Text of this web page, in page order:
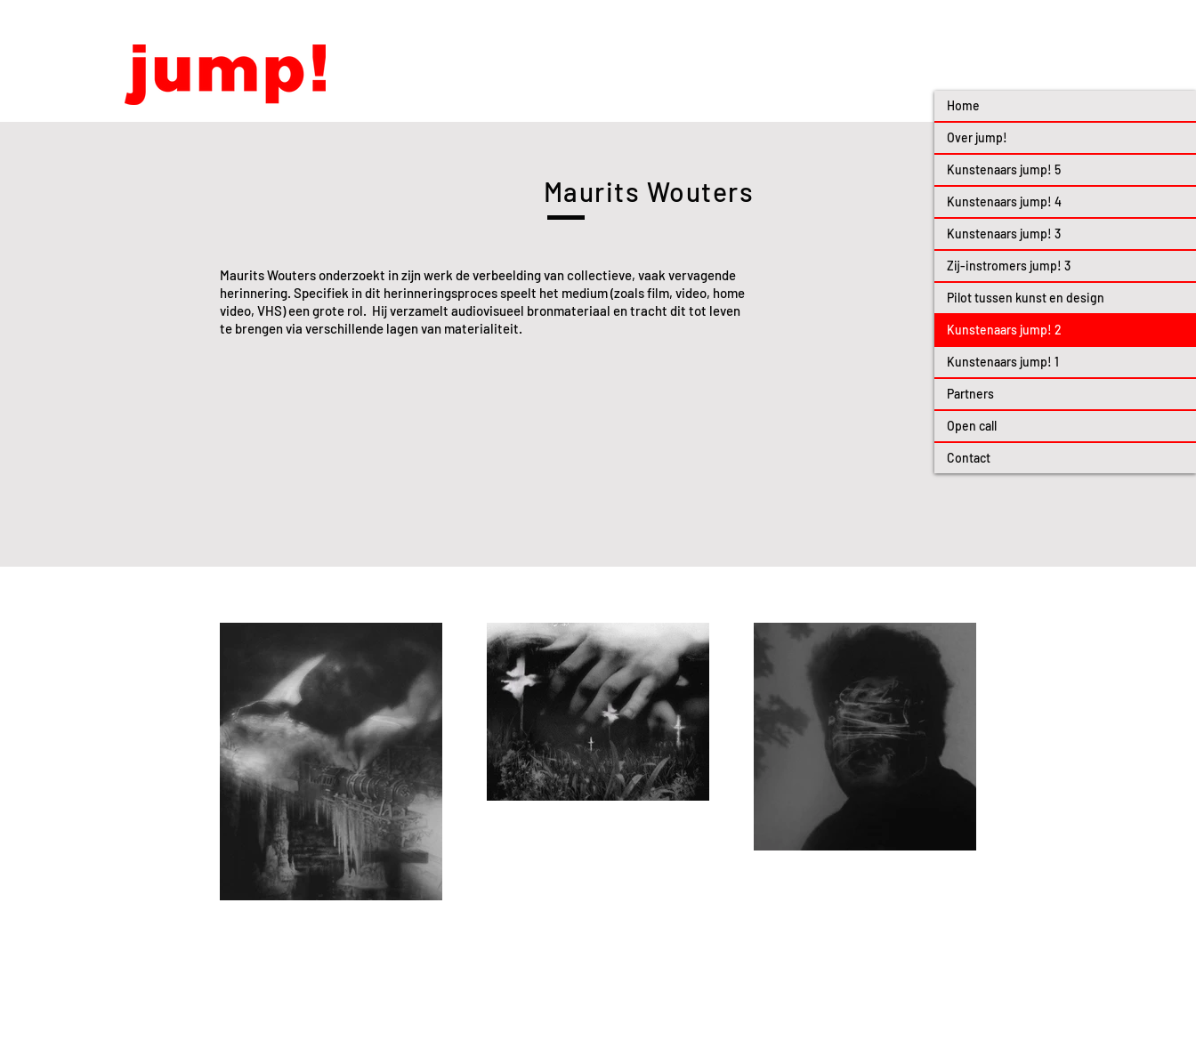
Home
Over jump!
Kunstenaars jump! 5
Kunstenaars jump! 4
Kunstenaars jump! 3
Zij-instromers jump! 3
Pilot tussen kunst en design
Kunstenaars jump! 2
Kunstenaars jump! 1
Partners
Open call
Contact
Maurits Wouters
Maurits Wouters onderzoekt in zijn werk de verbeelding van collectieve, vaak vervagende
herinnering. Specifiek in dit herinneringsproces speelt het medium (zoals film, video, home
video, VHS) een grote rol. Hij verzamelt audiovisueel bronmateriaal en tracht dit tot leven
te brengen via verschillende lagen van materialiteit.